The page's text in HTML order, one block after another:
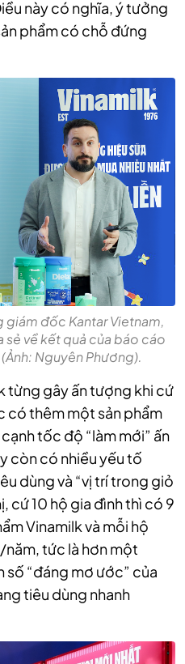
này có nghĩa, ý tưởng
phẩm có chỗ đứng
giám đốc Kantar Vietnam,
về kết quả của báo cáo
Nguyên Phương).
từng gây ấn tượng khi cứ
có thêm một sản phẩm
tốc độ “làm mới” ấn
còn có nhiều yếu tố
dùng và “vị trí trong giỏ
cứ 10 hộ gia đình thì có 9
Vinamilk và mỗi hộ
năm, tức là hơn một
“đáng mơ ước” của
tiêu dùng nhanh